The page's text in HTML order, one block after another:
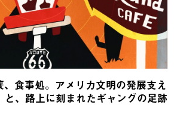
食事処。アメリカ文明の発展支え
と、路上に刻まれたギャングの足跡